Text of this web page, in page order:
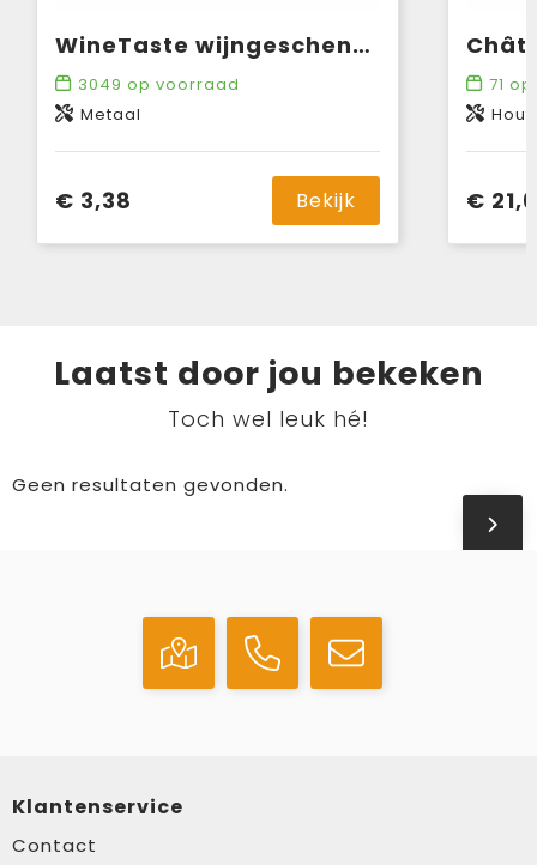
WineTaste wijngeschenkset
3049 op voorraad
Metaal
€ 3,38 Bekijk
71 op
€
Laatst door jou bekeken
Toch wel leuk hé!
Geen resultaten gevonden.
Klantenservice
Contact